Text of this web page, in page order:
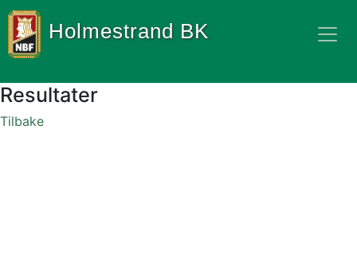
Holmestrand BK
Resultater
Tilbake